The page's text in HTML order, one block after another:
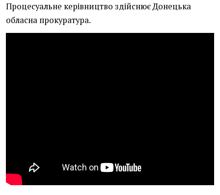
Процесуальне керівництво здійснює Донецька
обласна прокуратура.